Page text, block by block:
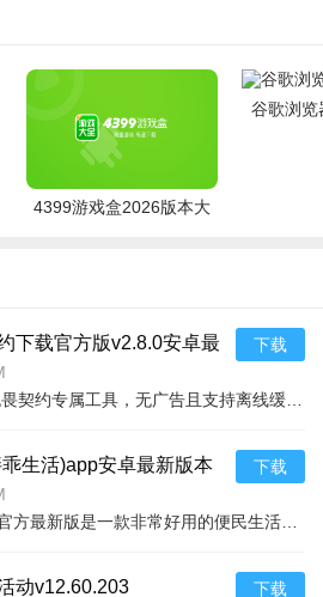
4399游戏盒2026版本大
谷歌浏览
下载官方版v2.8.0安卓最
下载
生活)app安卓最新版本
版
下载
动v12.60.203 下载